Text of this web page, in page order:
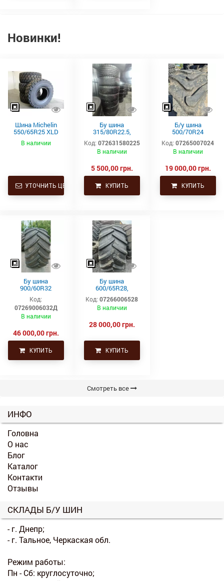
Новинки!
Шина Michelin
550/65R25 XLD
182A2 L3 TL
В наличии
УТОЧНИТЬ ЦЕНУ
Бу шина
315/80R22.5,
315/80Р22.5,
315х80R22.5,
315.80R22.5
ведущая
Код: 072631580225
В наличии
5 500,00 грн.
КУПИТЬ
Б/у шина
500/70R24
(19.5L24)
Trelleborg
Код: 07265007024
В наличии
19 000,00 грн.
КУПИТЬ
Бу шина
900/60R32
(35.5р32)
Continental SVT
Код:
07269006032Д
В наличии
46 000,00 грн.
КУПИТЬ
Бу шина
600/65R28,
600/65р28,
600х65х28
Uniglory (Униглори)
Код: 07266006528
В наличии
28 000,00 грн.
КУПИТЬ
Смотреть все
ИНФО
Головна
О нас
Блог
Каталог
Контакти
Отзывы
СКЛАДЫ Б/У ШИН
- г. Днепр;
- г. Тальное, Черкаская обл.
Режим работы:
Пн - Сб: круглосуточно;